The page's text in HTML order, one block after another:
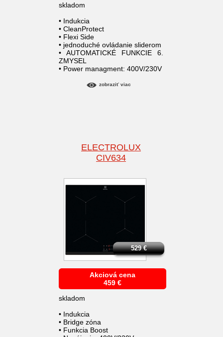
skladom
• Indukcia
• CleanProtect
• Flexi Side
• jednoduché ovládanie sliderom
• AUTOMATICKÉ FUNKCIE 6.
ZMYSEL
• Power managment: 400V/230V
zobraziť viac
ELECTROLUX
CIV634
Akciová cena
459 €
skladom
• Indukcia
• Bridge zóna
• Funkcia Boost
529€